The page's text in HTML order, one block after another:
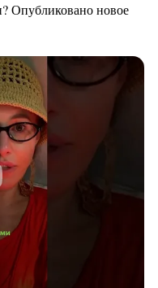
Опубликовано новое